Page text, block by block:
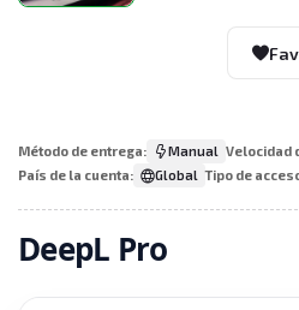
Método de entrega: Manual Velocidad
País de la cuenta:
Global Tipo de
DeepL Pro